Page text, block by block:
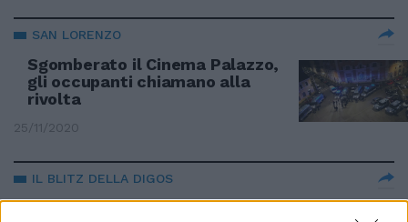
SAN LORENZO
Sgomberato il Cinema Palazzo,
gli occupanti chiamano alla
rivolta
25/11/2020
IL BLITZ DELLA DIGOS
Sgomberata la sede degli ultras